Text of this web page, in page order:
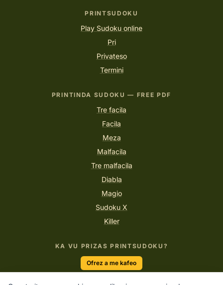
PRINTSUDOKU
Play Sudoku online
Pri
Privateso
Termini
PRINTINDA SUDOKU — FREE PDF
Tre facila
Facila
Meza
Malfacila
Tre malfacila
Diabla
Magio
Sudoku X
Killer
KA VU PRIZAS PRINTSUDOKU?
Ofrez a me kafeo